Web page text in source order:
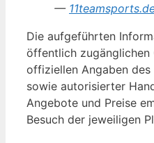
—
Die aufgeführten
öffentlich zugänglichen
offiziellen Angaben des
sowie autorisierter
Angebote und Preise
Besuch der jeweiligen